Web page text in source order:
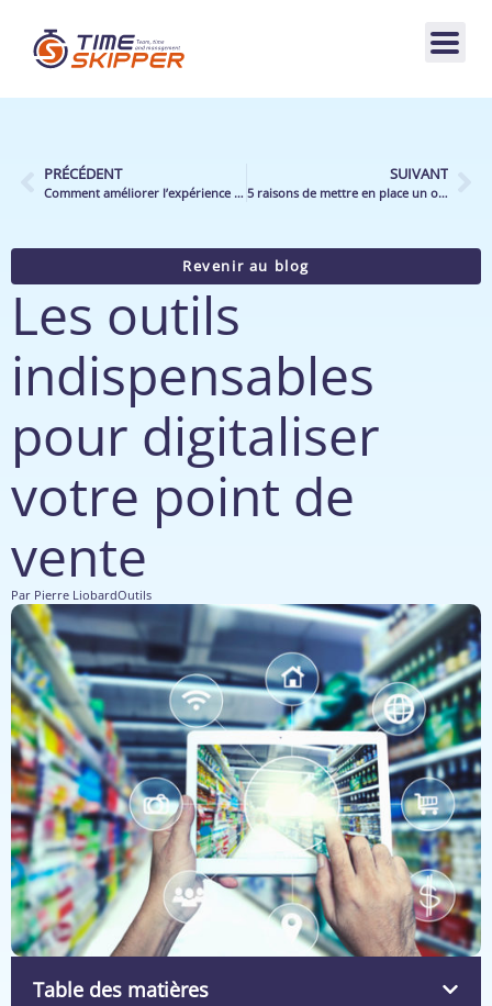
PRÉCÉDENT
Comment améliorer l’expérience client d’un point de vente ?
SUIVANT
5 raisons de mettre en place un outil de pilotage d’activité dans vos points de vente
Revenir au blog
Les outils
indispensables
pour digitaliser
votre point de
vente
Par Pierre LiobardOutils
Table des matières